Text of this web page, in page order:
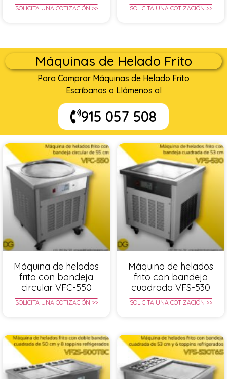
SOLICITA UNA COTIZACIÓN >> SOLICITA UNA COTIZACIÓN >>
Máquinas de Helado Frito
Para Comprar Máquinas de Helado Frito
Escríbanos o Llámenos al
915 057 508
Máquina de helados
frito con bandeja
circular VFC-550
SOLICITA UNA COTIZACIÓN >>
Máquina de helados
frito con bandeja
cuadrada VFS-530
SOLICITA UNA COTIZACIÓN >>